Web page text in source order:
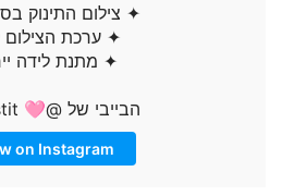
✦ צילום התינוק
✦ ערכת הצילום
✦ מתנת לידה
הבייבי של @hedonistit 🩷
on Instagram